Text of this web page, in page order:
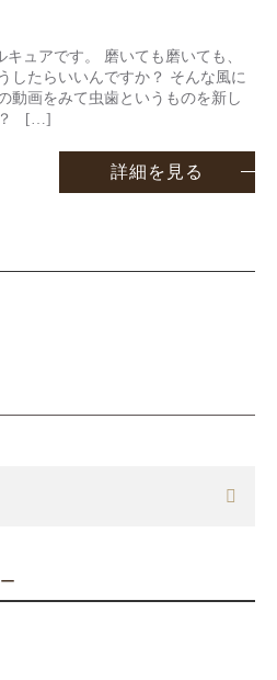
ュアです。 磨いても磨いても、
したらいいんですか？ そんな風に
動画をみて虫歯というものを新し
？ […]
詳細を見る